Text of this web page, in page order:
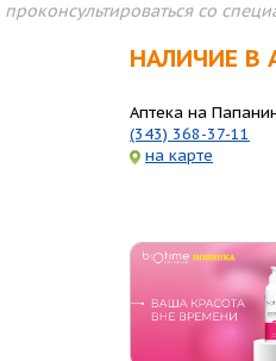
проконсультироваться со
НАЛИЧИЕ В
Аптека на
(343) 368-37-11
на карте